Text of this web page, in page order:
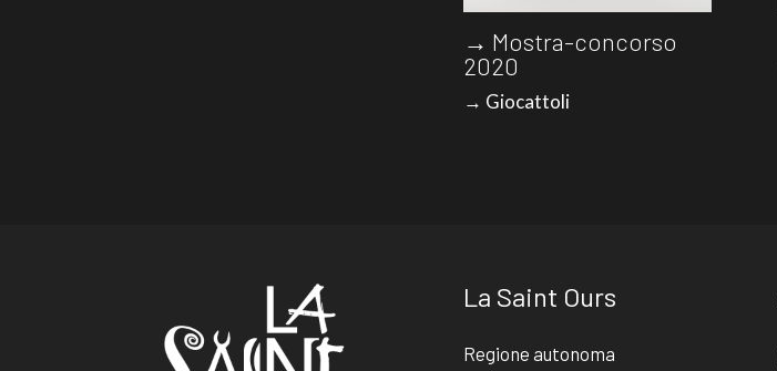
→ Mostra-concorso
2020
→ Giocattoli
La Saint Ours
Regione autonoma